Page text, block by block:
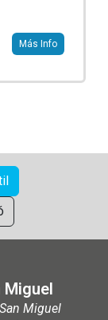
Más Info
Miguel
Miguel